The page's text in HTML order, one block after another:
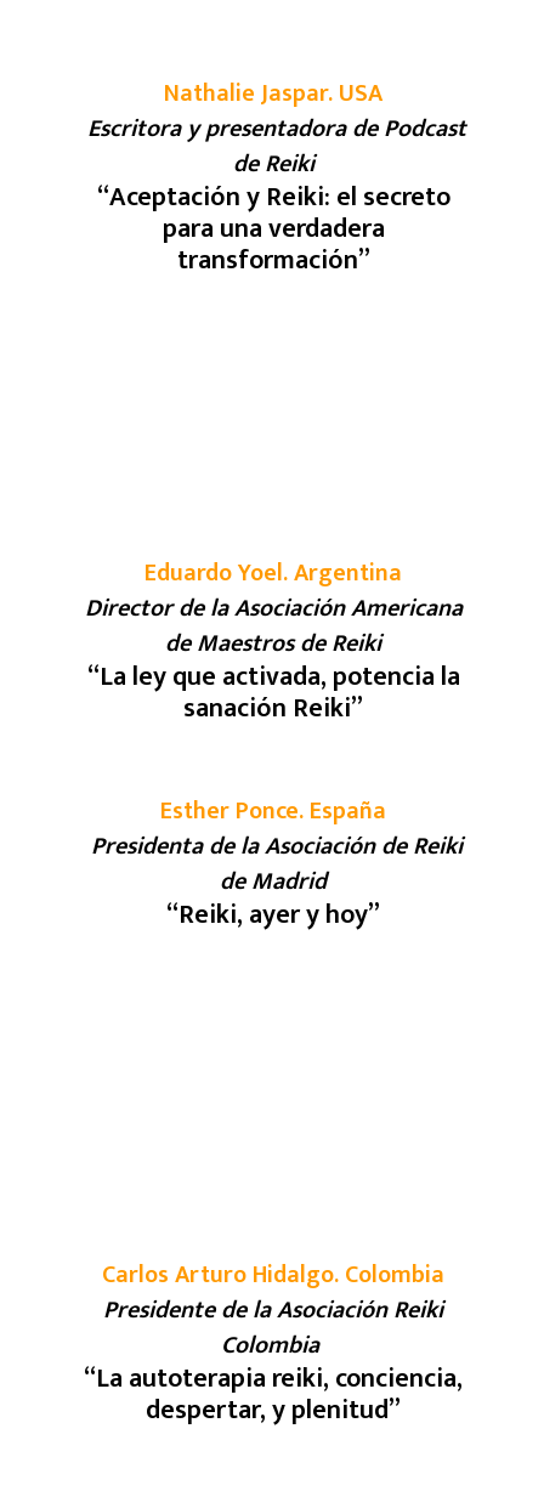
Nathalie Jaspar. USA
Escritora y presentadora de Podcast
de Reiki
“Aceptación y Reiki: el secreto
para una verdadera
transformación”
Eduardo Yoel. Argentina
Director de la Asociación Americana
de Maestros de Reiki
“La ley que activada, potencia la
sanación Reiki”
Esther Ponce. España
Presidenta de la Asociación de Reiki
de Madrid
“Reiki, ayer y hoy”
Carlos Arturo Hidalgo. Colombia
Presidente de la Asociación Reiki
Colombia
“La autoterapia reiki, conciencia,
despertar, y plenitud”